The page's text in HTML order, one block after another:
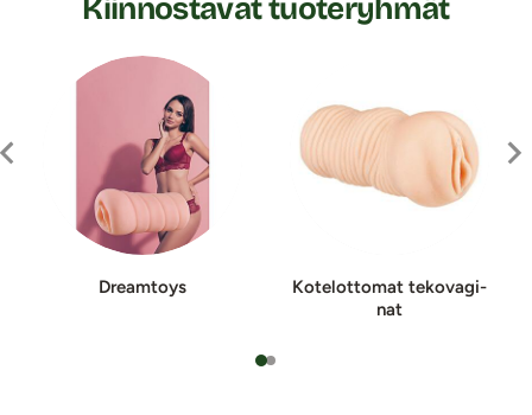
Kiinnostavat tuoteryhmät
Dreamtoys
Kotelottomat te­ko­va­gi­
nat